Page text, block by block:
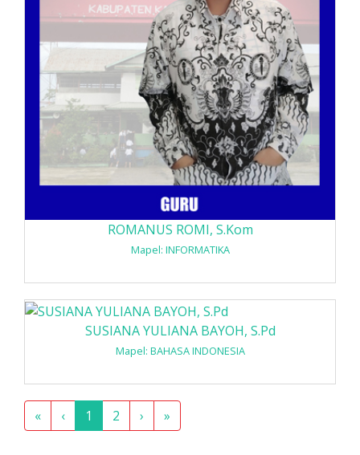
ROMANUS ROMI, S.Kom
Mapel: INFORMATIKA
SUSIANA YULIANA BAYOH, S.Pd
Mapel: BAHASA INDONESIA
« ‹ 1 2 › »